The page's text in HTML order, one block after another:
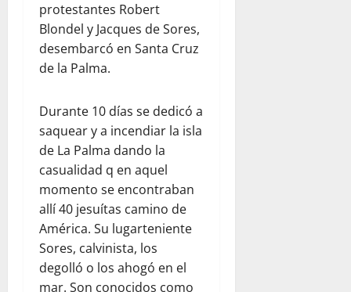
protestantes Robert
Blondel y Jacques de Sores,
desembarcó en Santa Cruz
de la Palma.
Durante 10 días se dedicó a
saquear y a incendiar la isla
de La Palma dando la
casualidad q en aquel
momento se encontraban
allí 40 jesuítas camino de
América. Su lugarteniente
Sores, calvinista, los
degolló o los ahogó en el
mar. Son conocidos como